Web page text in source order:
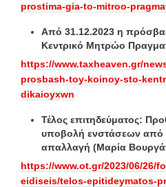
prostima-gia-to-mitroo-
Από 31.12.2023 η
Κεντρικό Μητρώο
https://www.taxheaven.gr/
prosbash-toy-koinoy-sto-
dikaioyxwn
Τέλος επιτηδεύματος:
υποβολή ενστάσεων από
απαλλαγή (Μαρία
https://www.ot.gr/2023/06/26/
eidiseis/telos-epitideymatos-